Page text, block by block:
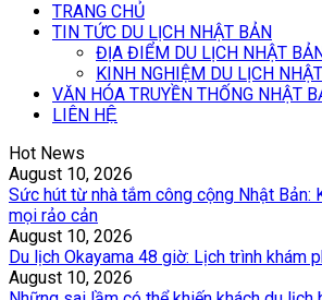
TRANG CHỦ
TIN TỨC DU LỊCH NHẬT BẢN
ĐỊA ĐIỂM DU LỊCH NHẬT
KINH NGHIỆM DU LỊCH
VĂN HÓA TRUYỀN THỐNG NHẬT
LIÊN HỆ
Hot News
August 10, 2026
Sức hút từ nhà tắm công cộng Nhật Bản:
mọi rảo cản
August 10, 2026
Du lịch Okayama 48 giờ: Lịch trình khám
August 10, 2026